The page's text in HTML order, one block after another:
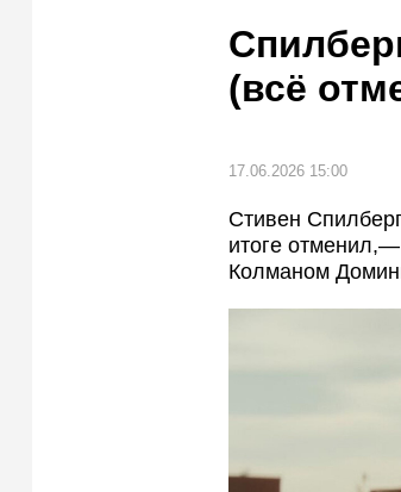
(всё
17.06.2026 15:00
Стивен
итоге
Колманом